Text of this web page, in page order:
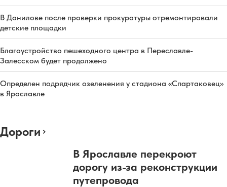
В Данилове после проверки прокуратуры отремонтировали
детские площадки
Благоустройство пешеходного центра в Переславле-
Залесском будет продолжено
Определен подрядчик озеленения у стадиона «Спартаковец»
в Ярославле
Дороги
В Ярославле перекроют
дорогу из-за реконструкции
путепровода